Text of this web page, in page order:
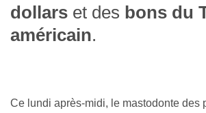
dollars et des bons du
américain.
Ce lundi après-midi, le mastodonte des